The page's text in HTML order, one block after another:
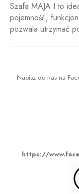
Szafa MAJA I to
pojemność,
pozwala utrzymać
Napisz do nas na
https://